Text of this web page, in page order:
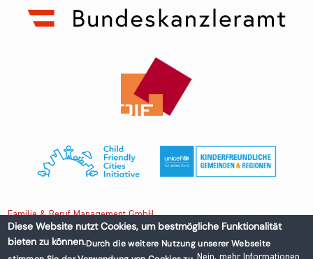
Familie & Beruf Management GmbH
Untere Donaustraße 13-15/3 1020 Wien, Austria
Diese Website nutzt Cookies, um bestmögliche Funktionalität
bieten zu können.Durch die weitere Nutzung unserer Webseite
Nein, mehr Informationen